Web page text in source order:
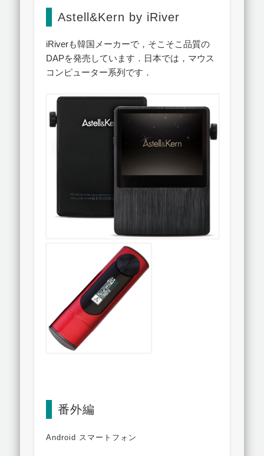
Astell&Kern by iRiver
iRiverも韓国メーカーで，そこそこ品質の
DAPを発売しています．日本では，マウス
コンピューター系列です．
番外編
Android スマートフォン